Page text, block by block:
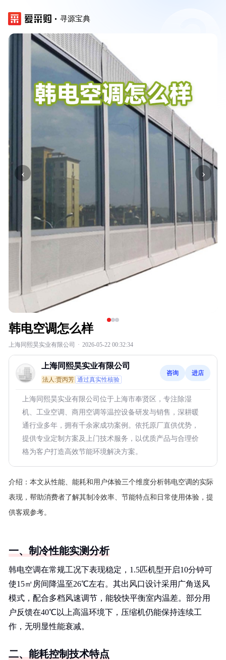
寻源宝典
‹ ›
韩电空调怎么样
上海同熙昊实业有限公司 · 2026-05-22 00:32:34
上海同熙昊实业有限公司
法人:贾丙芳 通过真实性核验
咨询 进店
上海同熙昊实业有限公司位于上海市奉贤区，专注除湿
机、工业空调、商用空调等温控设备研发与销售，深耕暖
通行业多年，拥有千余家成功案例。依托原厂直供优势，
提供专业定制方案及上门技术服务，以优质产品与合理价
格为客户打造高效节能环境解决方案。
介绍： 本文从性能、能耗和用户体验三个维度分析韩电空调的实际
表现，帮助消费者了解其制冷效率、节能特点和日常使用体验，提
供客观参考。
一、制冷性能实测分析
韩电空调在常规工况下表现稳定，1.5匹机型开启10分钟可
使15㎡房间降温至26℃左右。其出风口设计采用广角送风
模式，配合多档风速调节，能较快平衡室内温差。部分用
户反馈在40℃以上高温环境下，压缩机仍能保持连续工
作，无明显性能衰减。
二、能耗控制技术特点